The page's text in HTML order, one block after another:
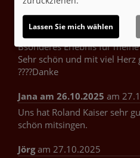
schrieben, bis heute!
Carmenam 03.11.2025
Bsonderes Erlebnis für
Sehr schön und mit viel
????Danke
Jana am 26.10.2025 am
Uns hat Roland Kaiser sehr
schön mitsingen.
Jörgam 27.10.2025
Lassen Sie mich wählen